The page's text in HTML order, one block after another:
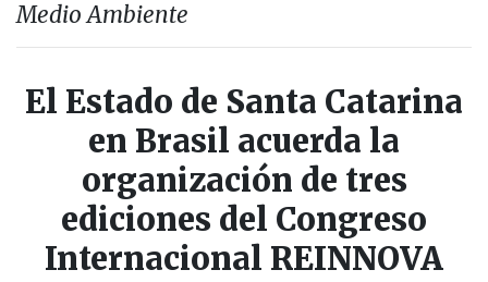
Medio Ambiente
El Estado de Santa Catarina
en Brasil acuerda la
organización de tres
ediciones del Congreso
Internacional REINNOVA